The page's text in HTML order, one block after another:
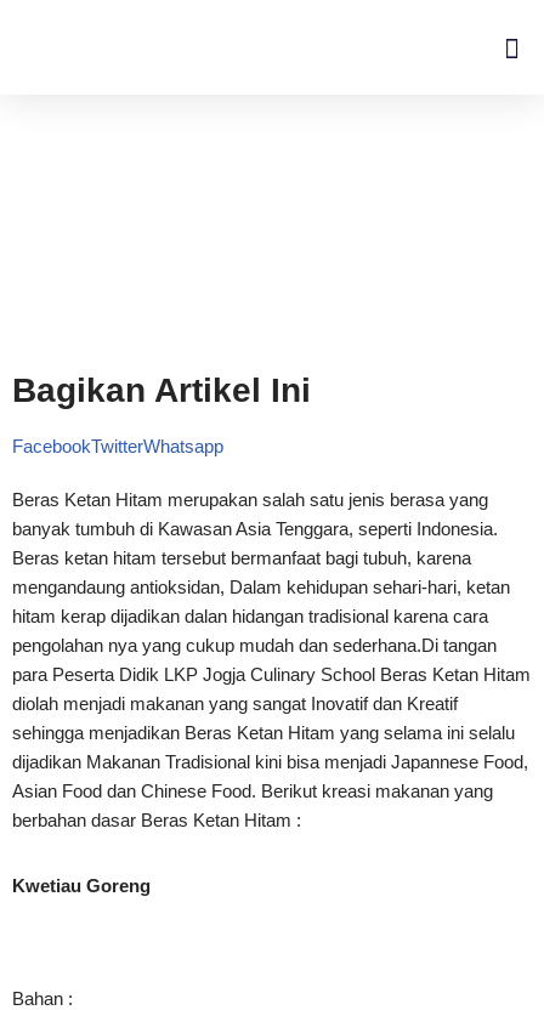
Bagikan Artikel Ini
FacebookTwitterWhatsapp
Beras Ketan Hitam merupakan salah satu jenis berasa yang
banyak tumbuh di Kawasan Asia Tenggara, seperti Indonesia.
Beras ketan hitam tersebut bermanfaat bagi tubuh, karena
mengandaung antioksidan, Dalam kehidupan sehari-hari, ketan
hitam kerap dijadikan dalan hidangan tradisional karena cara
pengolahan nya yang cukup mudah dan sederhana.Di tangan
para Peserta Didik LKP Jogja Culinary School Beras Ketan Hitam
diolah menjadi makanan yang sangat Inovatif dan Kreatif
sehingga menjadikan Beras Ketan Hitam yang selama ini selalu
dijadikan Makanan Tradisional kini bisa menjadi Japannese Food,
Asian Food dan Chinese Food. Berikut kreasi makanan yang
berbahan dasar Beras Ketan Hitam :
Kwetiau Goreng
Bahan :